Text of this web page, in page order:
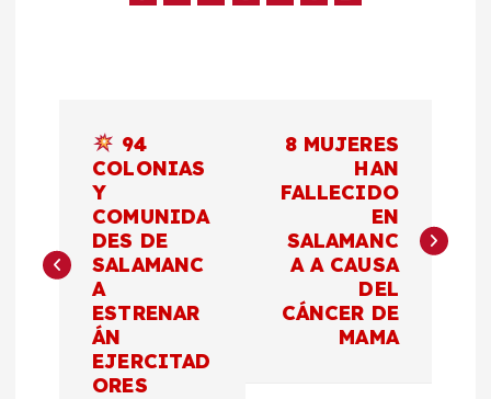
e
94
COLONIAS
Y
COMUNIDA
DES DE
SALAMANC
A
ESTRENAR
ÁN
EJERCITAD
ORES
8 MUJERES
HAN
FALLECIDO
EN
SALAMANC
A A CAUSA
DEL
CÁNCER DE
MAMA